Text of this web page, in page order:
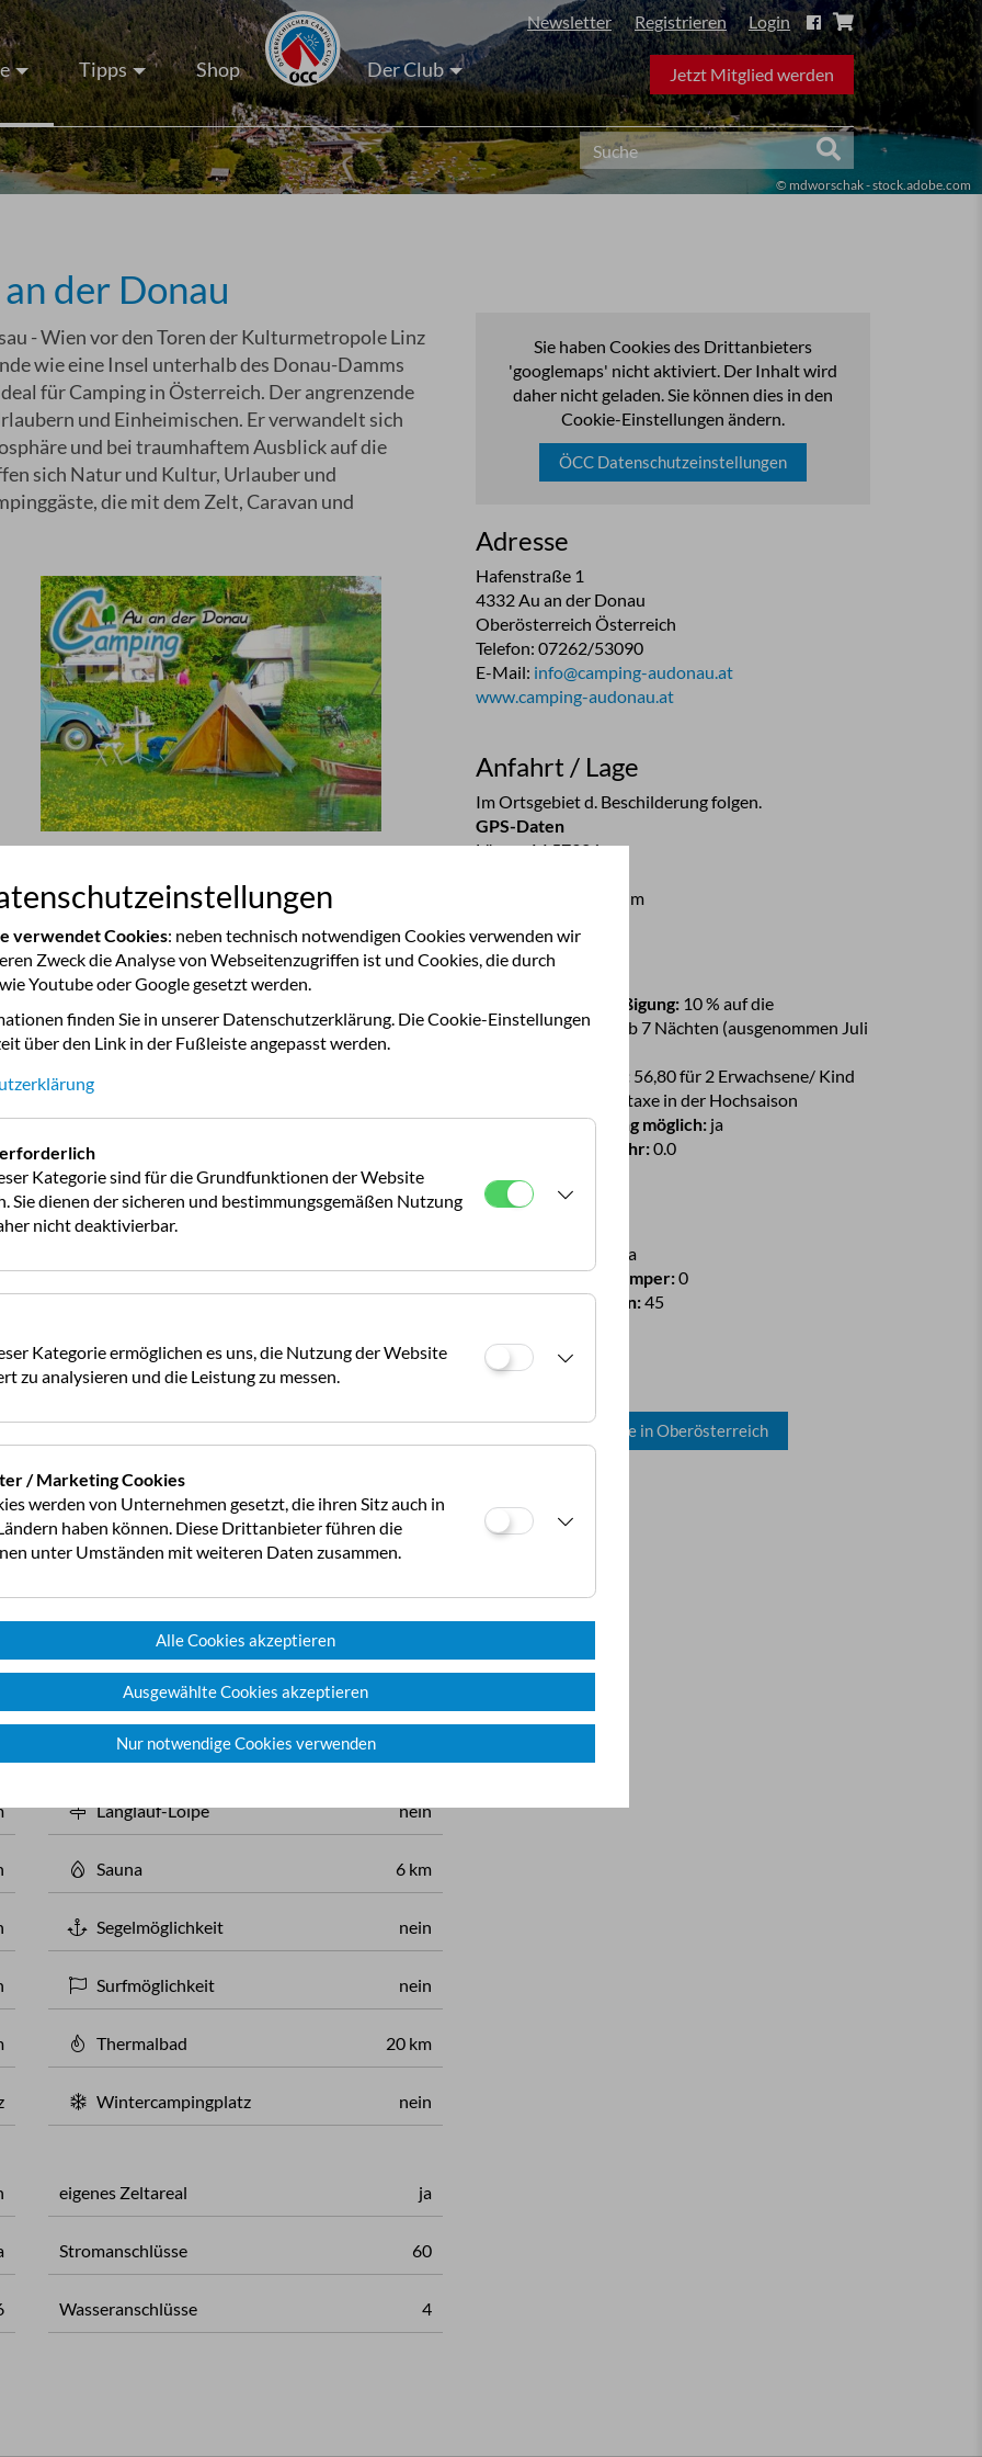
Tipps Shop Der Club Jetzt Mitglied werden
Newsletter Registrieren Login
© mdworschak - stock.adobe.com
der Donau
- Wien vor den Toren der Kulturmetropole Linz
wie eine Insel unterhalb des Donau-Damms
für Camping in Österreich. Der angrenzende
und Einheimischen. Er verwandelt sich
und bei traumhaftem Ausblick auf die
sich Natur und Kultur, Urlauber und
die mit dem Zelt, Caravan und
Campingplatz-Buffet am Platz
Entfernung Orts-/Stadtmitte 0.2 km
Entsorgung Chemietoilette
Mietunterkunft
Bungalow/Caravan
9
Barrierefreie Sanitärräume
Mietbare Sanitäreinheit nein
Wäschetrockner
Fahrrad-Verleih
Freibad
Hallenbad
Langlauf-Loipe nein
Sauna 6 km
Segelmöglichkeit nein
Surfmöglichkeit nein
Thermalbad 20 km
Wintercampingplatz nein
eigenes Zeltareal ja
Stromanschlüsse 60
Wasseranschlüsse 4
Sie haben Cookies des Drittanbieters
'googlemaps' nicht aktiviert. Der Inhalt wird
daher nicht geladen. Sie können dies in den
Cookie-Einstellungen ändern.
ÖCC Datenschutzeinstellungen
Adresse
Hafenstraße 1
4332 Au an der Donau
Oberösterreich Österreich
Telefon: 07262/53090
E-Mail: info@camping-audonau.at
www.camping-audonau.at
Anfahrt / Lage
Im Ortsgebiet d. Beschilderung folgen.
GPS-Daten
Länge: 14,57926
245.0 m
Preise
Partnerplatz-Ermäßigung: 10 % auf die
Campinggebühren ab 7 Nächten (ausgenommen Juli
Durchschnittspreis: 56,80 für 2 Erwachsene/ Kind
inkl. Strom und Ortstaxe in der Hochsaison
Kreditkartenzahlung möglich: ja
Reservierungsgebühr:0.0
Platzinfo
2.4 ha
Stellplätze Dauercamper:0
Stellplätze Touristen:45
0 Wasseranschlüsse
0 Gasanschlüsse
Alle Campingplätze in Oberösterreich
verwendet Cookies: neben technisch notwendigen Cookies verwenden wir
Zweck die Analyse von Webseitenzugriffen ist und Cookies, die durch
Youtube oder Google gesetzt werden.
finden Sie in unserer Datenschutzerklärung. Die Cookie-Einstellungen
über den Link in der Fußleiste angepasst werden.
Kategorie sind für die Grundfunktionen der Website
Sie dienen der sicheren und bestimmungsgemäßen Nutzung
nicht deaktivierbar.
Kategorie ermöglichen es uns, die Nutzung der Website
zu analysieren und die Leistung zu messen.
/ Marketing Cookies
werden von Unternehmen gesetzt, die ihren Sitz auch in
haben können. Diese Drittanbieter führen die
unter Umständen mit weiteren Daten zusammen.
Alle Cookies akzeptieren
Ausgewählte Cookies akzeptieren
Nur notwendige Cookies verwenden